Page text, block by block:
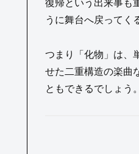
復帰という出来事も
うに舞台へ戻ってく
つまり「化物」は、
せた二重構造の楽曲
ともできるでしょう